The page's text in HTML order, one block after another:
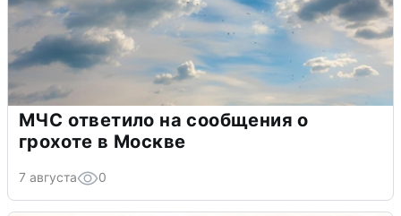
МЧС ответило на сообщения о
грохоте в Москве
7 августа 0